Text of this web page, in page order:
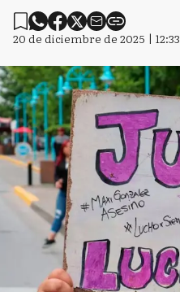
20 de diciembre de 2025 | 12:33